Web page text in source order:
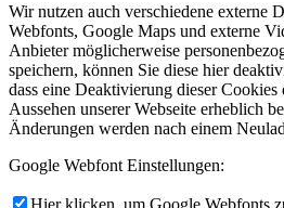
Wir nutzen auch verschiedene externe
Webfonts, Google Maps und externe
Anbieter möglicherweise
speichern, können Sie diese hier
dass eine Deaktivierung dieser
Aussehen unserer Webseite erheblich
Änderungen werden nach einem
Google Webfont Einstellungen:
Hier klicken, um Google Webfonts